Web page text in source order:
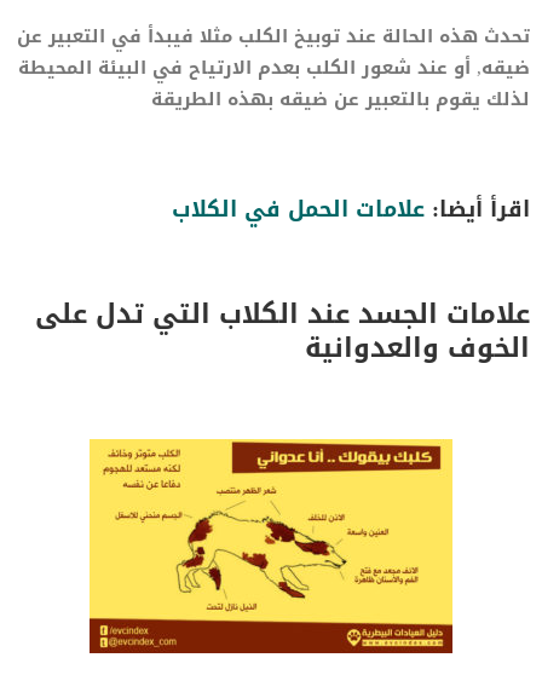
تحدث هذه الحالة عند توبيخ الكلب مثلا فيبدأ في التعبير عن
ضيقه, أو عند شعور الكلب بعدم الارتياح في البيئة المحيطة
لذلك يقوم بالتعبير عن ضيقه بهذه الطريقة
اقرأ أيضا: علامات الحمل في الكلاب
علامات الجسد عند الكلاب التي تدل على
الخوف والعدوانية